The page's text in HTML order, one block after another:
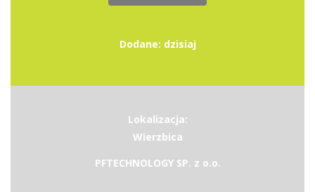
Dodane: dzisiaj
Lokalizacja:
Wierzbica
PFTECHNOLOGY SP. z o.o.